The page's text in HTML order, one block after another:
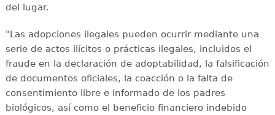
del lugar.
"Las adopciones ilegales pueden ocurrir mediante una
serie de actos ilícitos o prácticas ilegales, incluidos el
fraude en la declaración de adoptabilidad, la falsificación
de documentos oficiales, la coacción o la falta de
consentimiento libre e informado de los padres
biológicos, así como el beneficio financiero indebido